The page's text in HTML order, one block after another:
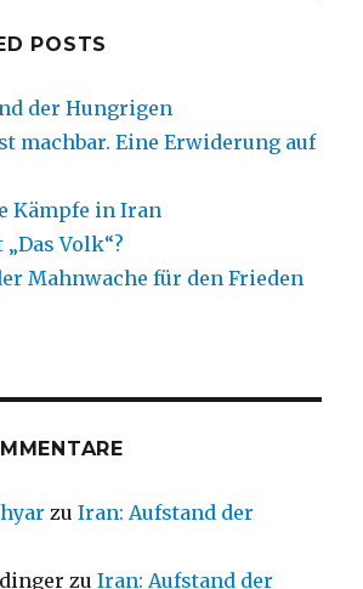
POSTS
der Hungrigen
machbar. Eine Erwiderung auf
Kämpfe in Iran
Volk“?
Mahnwache für den Frieden
zuIran: Aufstand der
zuIran: Aufstand der